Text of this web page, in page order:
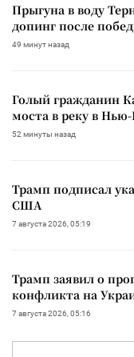
Прыгуна в воду
допинг после
49 минут назад
Голый гражданин
моста в реку в
52 минуты назад
Трамп подписал
США
7 августа 2026, 05:19
Трамп заявил о
конфликта на
7 августа 2026, 05:16